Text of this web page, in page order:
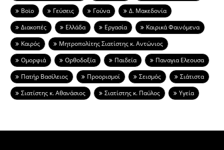
Βοϊο
Γεύσεις Γούνα
Δ. Μακεδονία
Διακοπές
Ελλάδα Εργασία
Καιρικά Φαινόμενα
Καιρός
Μητροπολίτης Σιατίστης κ. Αντώνιος
Ομορφιά
Ορθοδοξία Παιδεία
Παναγια Ελεουσα
Πατήρ Βασίλειος
Προορισμοί Σεισμός
Σιάτιστα
Σιατίστης κ. Αθανάσιος
Σιατίστης κ. Παύλος Υγεία